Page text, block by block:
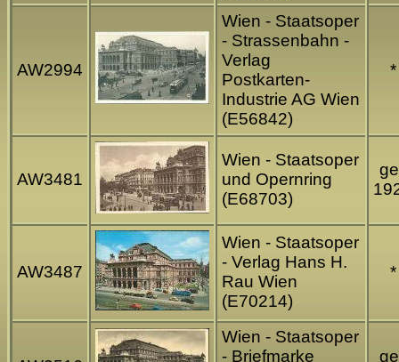
AW2994
Wien - Staatsoper
- Strassenbahn -
Verlag
Postkarten-
Industrie AG Wien
(E56842)
*
AW3481
Wien - Staatsoper
und Opernring
(E68703)
AW3487
Wien - Staatsoper
- Verlag Hans H.
Rau Wien
(E70214)
*
Wien - Staatsoper
- Briefmarke